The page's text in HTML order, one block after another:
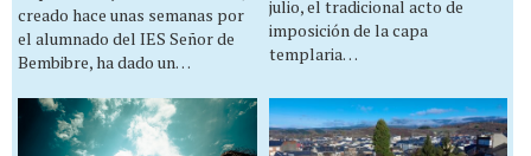
creado hace unas semanas por
el alumnado del IES Señor de
Bembibre, ha dado un…
julio, el tradicional acto de
imposición de la capa
templaria…